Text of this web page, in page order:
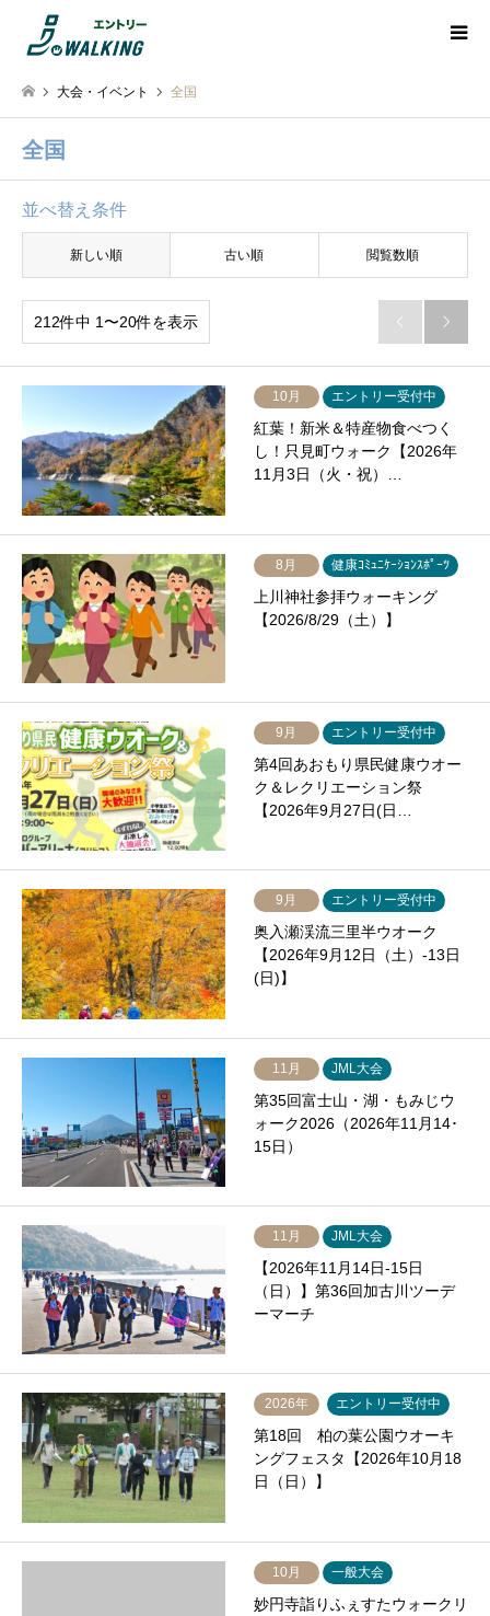
大会・イベント 全国
全国
並べ替え条件
新しい順 古い順 閲覧数順
212件中 1〜20件を表示  
10月 エントリー受付中
紅葉！新米＆特産物食べつく
し！只見町ウォーク【2026年
11月3日（火・祝）…
8月 健康ｺﾐｭﾆｹｰｼｮﾝｽﾎﾟｰﾂ
上川神社参拝ウォーキング
【2026/8/29（土）】
9月 エントリー受付中
第4回あおもり県民健康ウオー
ク＆レクリエーション祭
【2026年9月27日(日…
9月 エントリー受付中
奥入瀬渓流三里半ウオーク
【2026年9月12日（土）-13日
(日)】
11月 JML大会
第35回富士山・湖・もみじウ
ォーク2026（2026年11月14･
15日）
11月 JML大会
【2026年11月14日-15日
（日）】第36回加古川ツーデ
ーマーチ
2026年 エントリー受付中
第18回 柏の葉公園ウオーキ
ングフェスタ【2026年10月18
日（日）】
10月 一般大会
妙円寺詣りふぇすたウォークリ